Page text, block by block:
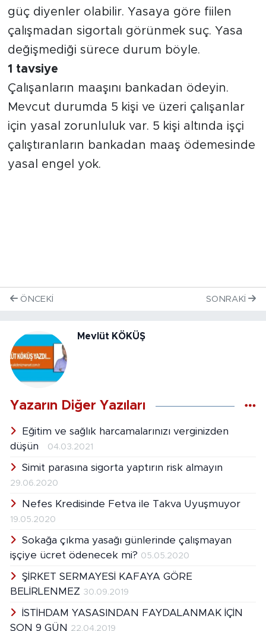
güç diyenler olabilir. Yasaya göre fiilen
çalışmadan sigortalı görünmek suç. Yasa
değişmediği sürece durum böyle.
1 tavsiye
Çalışanların maaşını bankadan ödeyin.
Mevcut durumda 5 kişi ve üzeri çalışanlar
için yasal zorunluluk var. 5 kişi altında işçi
çalıştıranların bankadan maaş ödemesinde
yasal engel yok.
ÖNCEKI SONRAKI
Mevlüt KÖKÜŞ
Yazarın Diğer Yazıları
Eğitim ve sağlık harcamalarınızı verginizden
düşün
04.03.2021
Simit parasına sigorta yaptırın risk almayın
29.06.2020
Nefes Kredisinde Fetva ile Takva Uyuşmuyor
19.05.2020
Sokağa çıkma yasağı günlerinde çalışmayan
işçiye ücret ödenecek mi? 05.05.2020
ŞİRKET SERMAYESİ KAFAYA GÖRE
BELİRLENMEZ 30.09.2019
İSTİHDAM YASASINDAN FAYDALANMAK İÇİN
SON 9 GÜN 22.04.2019